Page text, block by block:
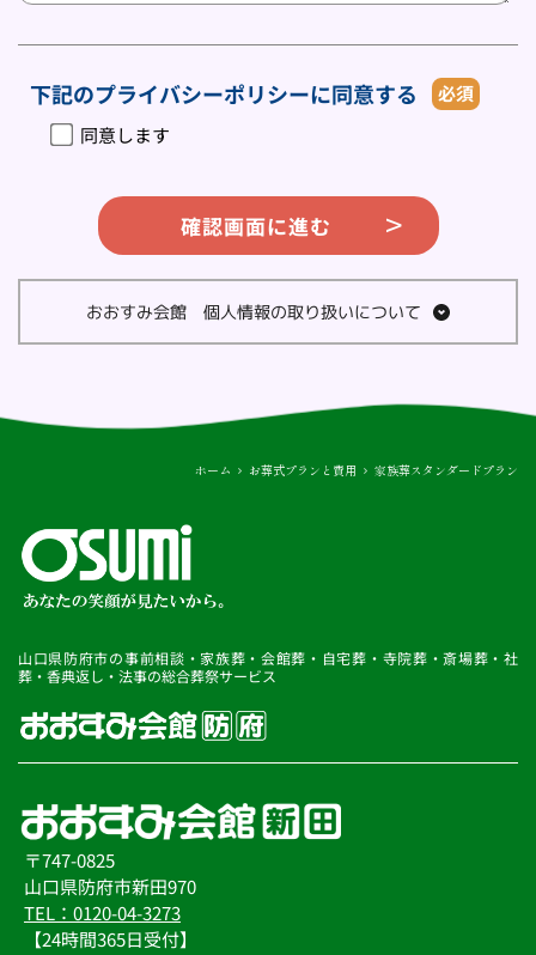
下記のプライバシーポリシーに同意する
必須
同意します
確認画面に進む
おおすみ会館　個人情報の取り扱いについて
おおすみ会館を運営する株式会社おおすみ（以下当社とい
針に基づき個人情報の保護に努めてまいります。
個人情報とは、氏名、住所、電話番号、メールアドレス、
生年月日、携帯電話における個体識別番号(UID)、その他の
情報で、個人を特定できる情報をいいます。
提供するために必要な個人情報を適法かつ公正な手段によ
って取得いたします。また以下に挙げる目的のために利用
(1)当社に採用活動目的でエントリーされたお客様に対する
求人情報の提供
(2)当社が求人情報を提供したお客様に対して、必要に応じ
当社は、前項の目的以外の用途でエントリーされた個人情
報を利用しないものとします。
当社はユーザーの個人情報を取得する場合には、予め利用
目的を明示し、その利用目的の範囲内で利用させていただ
きます。
◆個人情報の管理について
ホーム お葬式プランと費用 家族葬スタンダードプラン
山口県防府市の事前相談・家族葬・会館葬・自宅葬・寺院葬・斎場葬・社
葬・香典返し・法事の総合葬祭サービス
〒747-0825
山口県防府市新田970
TEL：0120-04-3273
【24時間365日受付】